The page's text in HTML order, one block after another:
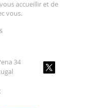
accueillir et de
vous.
34